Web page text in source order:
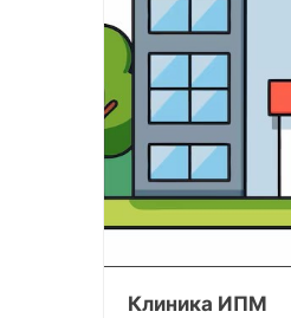
Клиника ИПМ